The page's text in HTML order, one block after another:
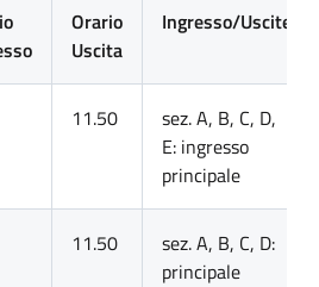
Orario
Uscita
Ingresso/Uscite
11.50
sez. A, B, C, D,
E: ingresso
principale
11.50
sez. A, B, C, D:
principale